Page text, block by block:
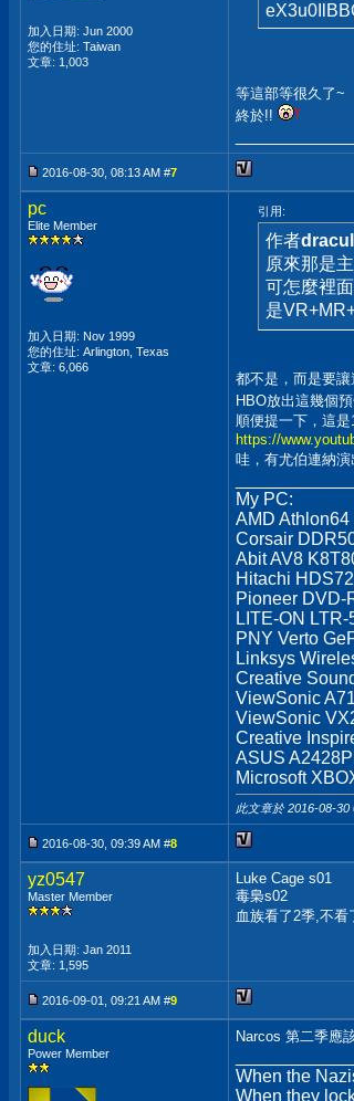
加入日期: Jun 2000
您的住址: Taiwan
文章: 1,003
等這部等很久了~
終於!!
2016-08-30, 08:13 AM #7
pc
Elite Member
加入日期: Nov 1999
您的住址: Arlington, Texas
文章: 6,066
引用:
作者
原來那是
可怎麼裡
是
都不是，而是要讓
HBO放出這幾個
順便提一下，這是
https://
哇，有尤伯連納
My PC:
AMD
Corsair
Abit AV8
Hitachi
Pioneer DVD-
LITE-ON
PNY Verto
Linksys
Creative
ViewSonic
ViewSonic
Creative
ASUS
Microsoft
此文章於 2016-08-30
2016-08-30, 09:39 AM #8
yz0547
Master Member
加入日期: Jan 2011
文章: 1,595
Luke Cage s01
毒梟s02
血族看了2季,不看
2016-09-01, 09:21 AM #9
duck
Power Member
Narcos 第二季應
When the
When they